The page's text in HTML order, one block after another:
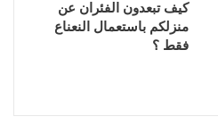
كيف تبعدون الفئران عن
منزلكم باستعمال النعناع
فقط ؟